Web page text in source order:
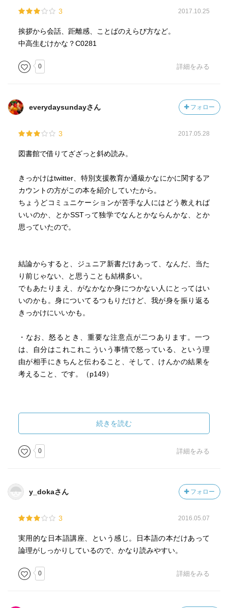
3 2017.10.25
挨拶から会話、距離感、ことばのえらび方など。
中高生むけかな？C0281
0 詳細をみる
everydaysundayさん フォロー
3 2017.05.28
図書館で借りてざざっと斜め読み。
きっかけはtwitter、特別支援教育か通級かなにかに関するア
カウントの方がこの本を紹介していたから。
ちょうどコミュニケーションが苦手な人にはどう教えれば
いいのか、とかSSTって独学でなんとかならんかな、とか
思っていたので。
結論からすると、ジュニア新書だけあって、なんだ、当た
り前じゃない、と思うことも結構多い。
でもあたりまえ、がなかなか身につかない人にとってはい
いのかも。身についてるつもりだけど、我が身を振り返る
きっかけにいいかも。
・なお、怒るとき、重要な注意点が二つあります。一つ
は、自分はこれこれこういう事情で怒っている、という理
由が相手にきちんと伝わること、そして、けんかの結果を
考えること、です。（p149）
分に対しても、「冷静でいること」を考えてみるといいと
思います。（p151）
続きを読む
0 詳細をみる
y_dokaさん フォロー
3 2016.05.07
実用的な日本語講座、という感じ。日本語の本だけあって
論理がしっかりしているので、かなり読みやすい。
0 詳細をみる